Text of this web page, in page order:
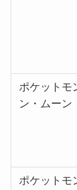
ポケットモ
ン・ムーン
ポケットモ